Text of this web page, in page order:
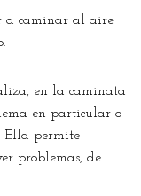
a caminar al aire
en la caminata
en particular o
Ella permite
problemas, de